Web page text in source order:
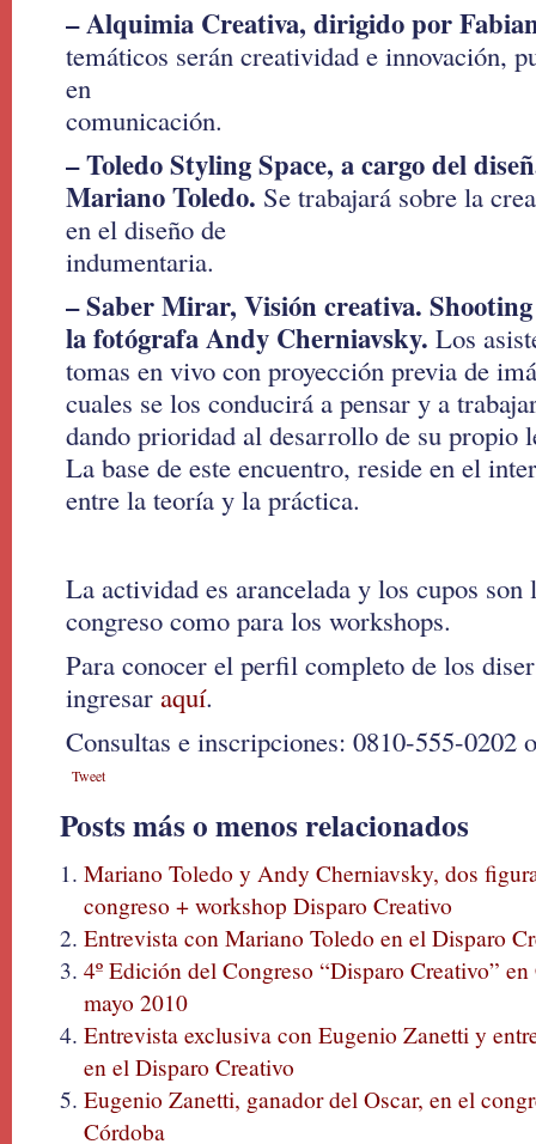
– Alquimia Creativa, dirigido por
temáticos serán creatividad e innovación,
en
comunicación.
– Toledo Styling Space, a cargo del
Mariano Toledo. Se trabajará sobre la
en el diseño de
indumentaria.
– Saber Mirar, Visión creativa.
la fotógrafa Andy Cherniavsky. Los
tomas en vivo con proyección previa de
cuales se los conducirá a pensar y a
dando prioridad al desarrollo de su propio
La base de este encuentro, reside en el
entre la teoría y la práctica.
La actividad es arancelada y los cupos
congreso como para los workshops.
Para conocer el perfil completo de los
ingresar aquí.
Consultas e inscripciones: 0810-555-0202
Tweet
Posts más o menos relacionados
Mariano Toledo y Andy Cherniavsky, dos
congreso + workshop Disparo Creativo
Entrevista con Mariano Toledo en el Disparo
4º Edición del Congreso “Disparo Creativo”
mayo 2010
Entrevista exclusiva con Eugenio Zanetti y
en el Disparo Creativo
Eugenio Zanetti, ganador del Oscar, en el
Córdoba